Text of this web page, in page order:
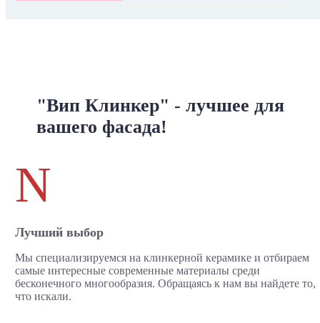
"Вип Клинкер" - лучшее для
вашего фасада!
N
Лучший выбор
Мы специализируемся на клинкерной керамике и отбираем
самые интересные современные материалы среди
бесконечного многообразия. Обращаясь к нам вы найдете то,
что искали.